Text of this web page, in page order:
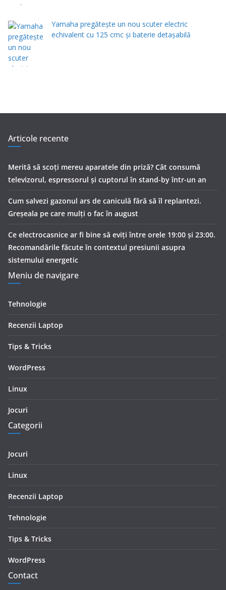
Yamaha pregătește un nou scuter electric
echivalent cu 125 cmc și baterie detașabilă
Articole recente
Merită să scoți mereu aparatele din priză? Cât consumă
televizorul, espressorul și cuptorul în stand-by într-un an
Cum salvezi gazonul ars de caniculă fără să îl replantezi.
Greșeala pe care mulți o fac în august
Ce electrocasnice ar fi bine să eviți între orele 19:00 și 23:00.
Recomandările făcute în contextul presiunii asupra
sistemului energetic
Meniu de navigare
Tehnologie
Recenzii Laptop
Tips & Tricks
WordPress
Linux
Jocuri
Categorii
Jocuri
Linux
Recenzii Laptop
Tehnologie
Tips & Tricks
WordPress
Contact